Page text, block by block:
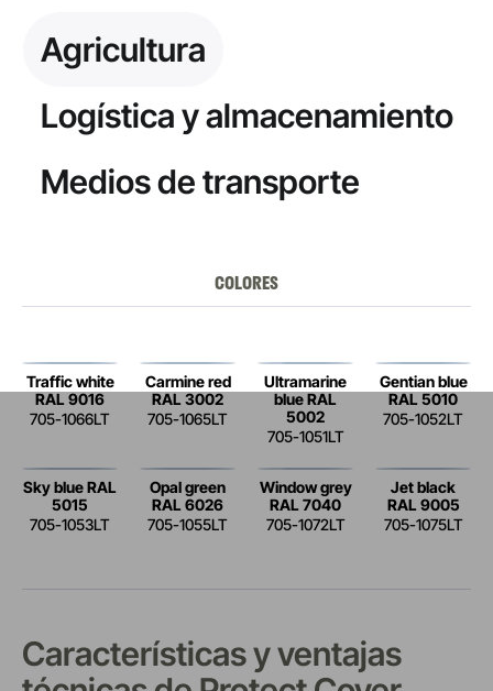
Agricultura
Logística y almacenamiento
Medios de transporte
COLORES
Traffic white
RAL 9016
705-1066LT
Carmine red
RAL 3002
705-1065LT
Ultramarine
blue RAL
5002
705-1051LT
Gentian blue
RAL 5010
705-1052LT
Sky blue RAL
5015
705-1053LT
Opal green
RAL 6026
705-1055LT
Window grey
RAL 7040
705-1072LT
Jet black
RAL 9005
705-1075LT
Características y ventajas